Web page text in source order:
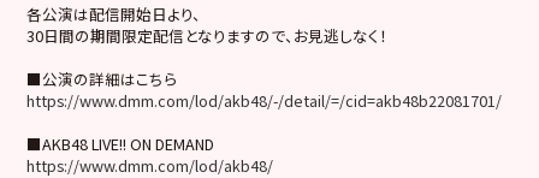
各公演は配信開始日より、
30日間の期間限定配信となりますので、お見逃しなく！
■公演の詳細はこちら
https://www.dmm.com/lod/akb48/-/detail/=/cid=akb48b22081701/
■AKB48 LIVE!! ON DEMAND
https://www.dmm.com/lod/akb48/